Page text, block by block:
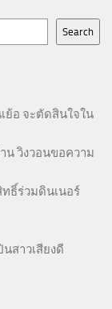
Search
ย้อ จะตัดสินใจใน
น วิงวอนขอความ
ทธิ์ร่วมดินเนอร์
นสาวเสียงดี